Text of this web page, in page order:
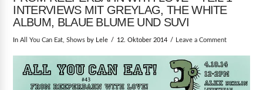
INTERVIEWS MIT GREYLAG, THE WHITE
ALBUM, BLAUE BLUME UND SUVI
InAll You Can Eat ,Shows by Lele 12. Oktober 2014 Leave a Comment